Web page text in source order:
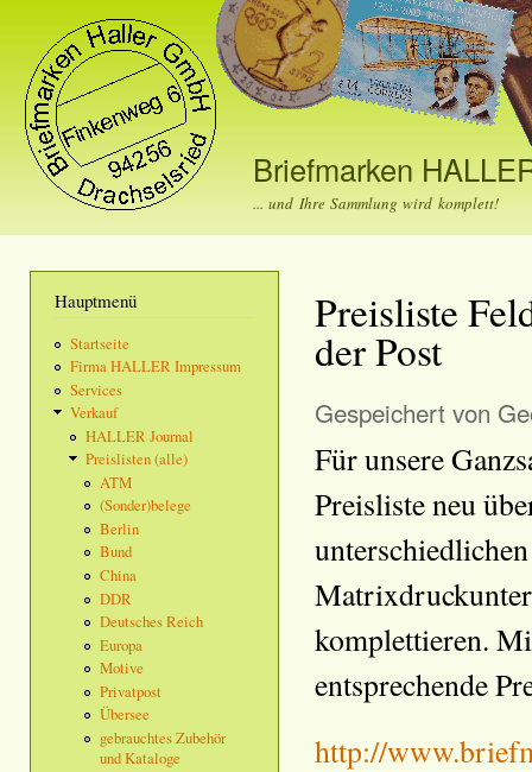
Briefmarken
... und Ihre Sammlung wird komplett!
Hauptmenü
Startseite
Firma HALLER Impressum
Services
Verkauf
HALLER Journal
Preislisten (alle)
ATM
(Sonder)belege
Berlin
Bund
China
DDR
Deutsches Reich
Europa
Motive
Privatpost
Übersee
gebrauchtes Zubehör
und Kataloge
Preisliste
der Post
Gespeichert von
Für unsere
Preisliste neu
komplettieren.
entsprechende
http://